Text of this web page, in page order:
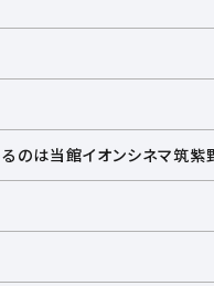
のは当館イオンシネマ筑紫野